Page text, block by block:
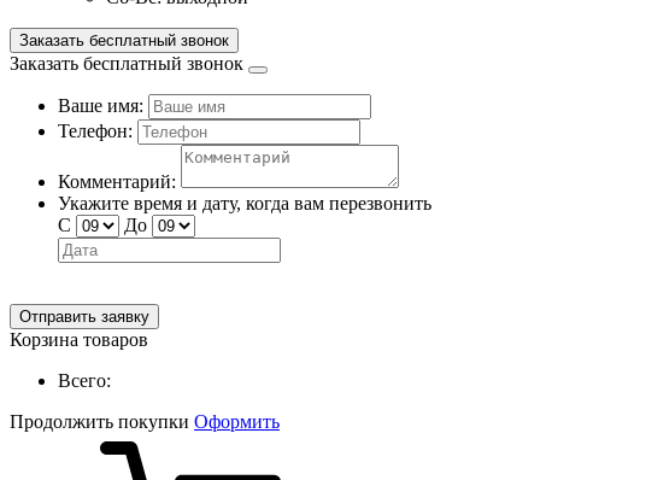
Заказать бесплатный звонок
Заказать бесплатный звонок
Ваше имя:
Телефон:
Комментарий:
Укажите время и дату, когда вам перезвонить
С
До
Отправить заявку
Корзина товаров
Всего:
Продолжить покупки Оформить